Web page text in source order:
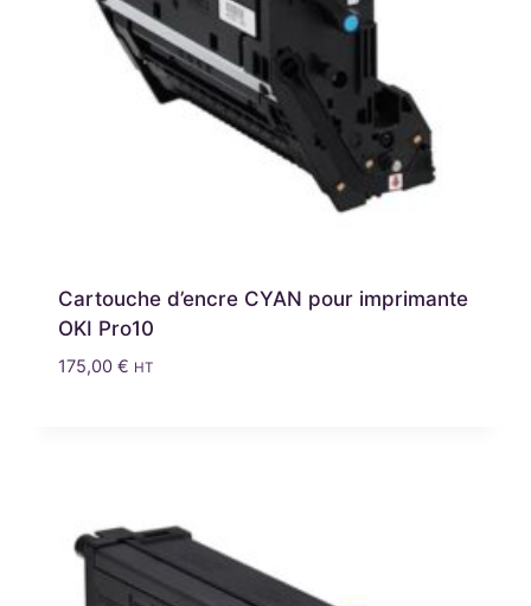
Cartouche d’encre CYAN pour imprimante
OKI Pro10
175,00 € HT